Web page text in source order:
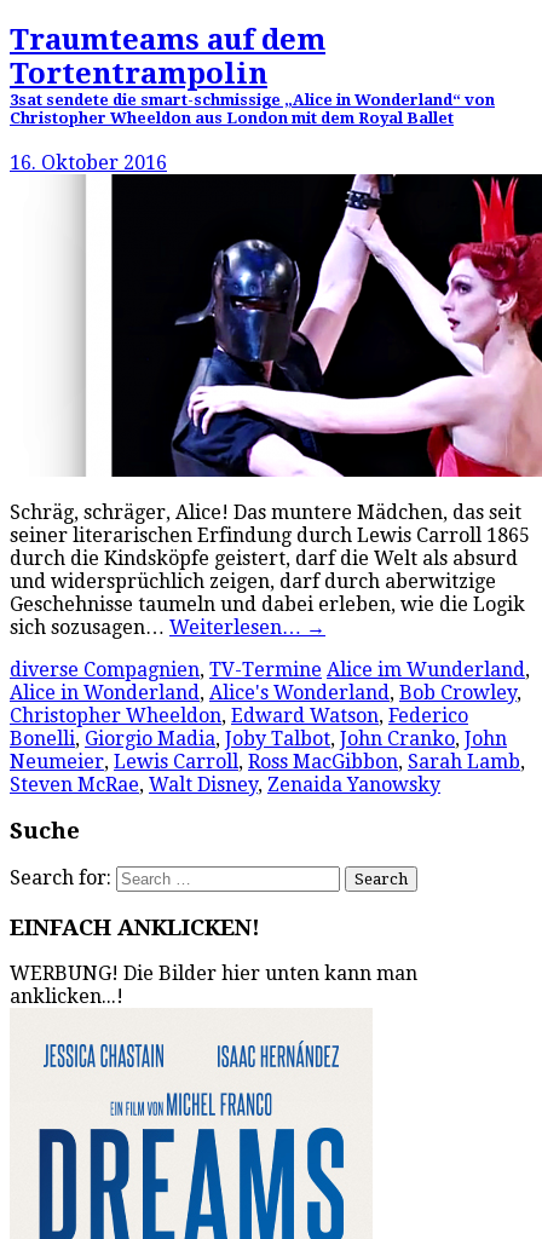
Traumteams auf dem
Tortentrampolin
3sat sendete die smart-schmissige „Alice in Wonderland“ von
Christopher Wheeldon aus London mit dem Royal Ballet
16. Oktober 2016
Schräg, schräger, Alice! Das muntere Mädchen, das seit
seiner literarischen Erfindung durch Lewis Carroll 1865
durch die Kindsköpfe geistert, darf die Welt als absurd
und widersprüchlich zeigen, darf durch aberwitzige
Geschehnisse taumeln und dabei erleben, wie die Logik
sich sozusagen… Weiterlesen… →
diverse Compagnien, TV-Termine Alice im Wunderland,
Alice in Wonderland, Alice's Wonderland, Bob Crowley,
Christopher Wheeldon, Edward Watson, Federico
Bonelli, Giorgio Madia, Joby Talbot, John Cranko, John
Neumeier, Lewis Carroll, Ross MacGibbon, Sarah Lamb,
Steven McRae, Walt Disney, Zenaida Yanowsky
Suche
Search for:
EINFACH ANKLICKEN!
WERBUNG! Die Bilder hier unten kann man
anklicken...!